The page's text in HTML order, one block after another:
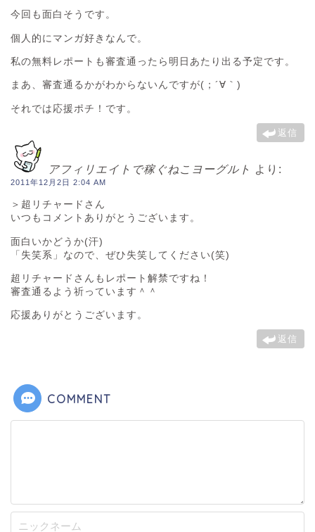
今回も面白そうです。
個人的にマンガ好きなんで。
私の無料レポートも審査通ったら明日あたり出る予定です。
まあ、審査通るかがわからないんですが(；´∀｀)
それでは応援ポチ！です。
返信
アフィリエイトで稼ぐねこヨーグルト より:
2011年12月2日 2:04 AM
＞超リチャードさん
いつもコメントありがとうございます。
面白いかどうか(汗)
「失笑系」なので、ぜひ失笑してください(笑)
超リチャードさんもレポート解禁ですね！
審査通るよう祈っています＾＾
応援ありがとうございます。
返信
COMMENT